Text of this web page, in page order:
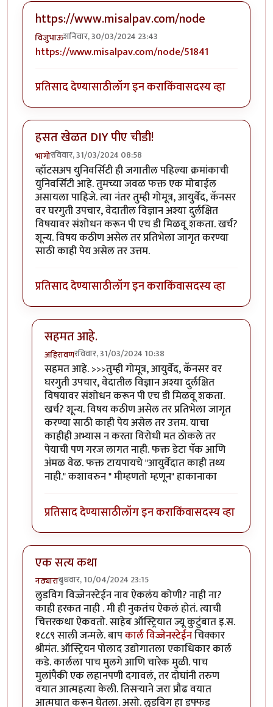
https://www.misalpav.com/node
विजुभाऊशनिवार, 30/03/2024 23:43
https://www.misalpav.com/node/51841
प्रतिसाद देण्यासाठीलॉग इन कराकिंवासदस्य व्हा
हसत खेळत DIY पीए चीडी!
भागोरविवार, 31/03/2024 08:58
व्हॉटसअप युनिवर्सिटी ही जगातील पहिल्या क्रमांकाची
युनिवर्सिटी आहे. तुमच्या जवळ फक्त एक मोबाईल
असायला पाहिजे. त्या नंतर तुम्ही गोमूत्र, आयुर्वेद, कॅनसर
वर घरगुती उपचार, वेदातील विज्ञान अश्या दुर्लक्षित
विषयावर संशोधन करून पी एच डी मिळवू शकता. खर्च?
शून्य. विषय कठीण असेल तर प्रतिभेला जागृत करण्या
साठी काही पेय असेल तर उत्तम.
प्रतिसाद देण्यासाठीलॉग इन कराकिंवासदस्य व्हा
सहमत आहे.
अहिरावणरविवार, 31/03/2024 10:38
In reply toहसत खेळत DIY पीए चीडी!byभागो
सहमत आहे. >>>तुम्ही गोमूत्र, आयुर्वेद, कॅनसर वर
घरगुती उपचार, वेदातील विज्ञान अश्या दुर्लक्षित
विषयावर संशोधन करून पी एच डी मिळवू शकता.
खर्च? शून्य. विषय कठीण असेल तर प्रतिभेला जागृत
करण्या साठी काही पेय असेल तर उत्तम. याचा
काहीही अभ्यास न करता विरोधी मत ठोकले तर
पेयाची पण गरज लागत नाही. फक्त डेटा पॅक आणि
अंमळ वेळ. फक्त टायपायचे "आयुर्वेदात काही तथ्य
नाही." कशावरुन " मीम्हणतो म्हणून" हाकानाका
प्रतिसाद देण्यासाठीलॉग इन कराकिंवासदस्य व्हा
एक सत्य कथा
नठ्याराबुधवार, 10/04/2024 23:15
लुडविग विज्जेनस्टेईन नाव ऐकलंय कोणी? नाही ना?
काही हरकत नाही . मी ही नुकतंच ऐकलं होतं. त्याची
चित्तरकथा ऐकवतो. साहेब ऑस्ट्रियात ज्यू कुटुंबात इ.स.
१८८९ साली जन्मले. बापकार्ल विज्जेनस्टेईनचिक्कार
श्रीमंत. ऑस्ट्रियन पोलाद उद्योगातला एकाधिकार कार्ल
कडे. कार्लला पाच मुलगे आणि चारेक मुळी. पाच
मुलांपैकी एक लहानपणी दगावलं, तर दोघांनी तरुण
वयात आत्महत्या केली. तिसऱ्याने जरा प्रौढ वयात
आत्मघात करून घेतला. असो. लुडविग हा डफ्फड